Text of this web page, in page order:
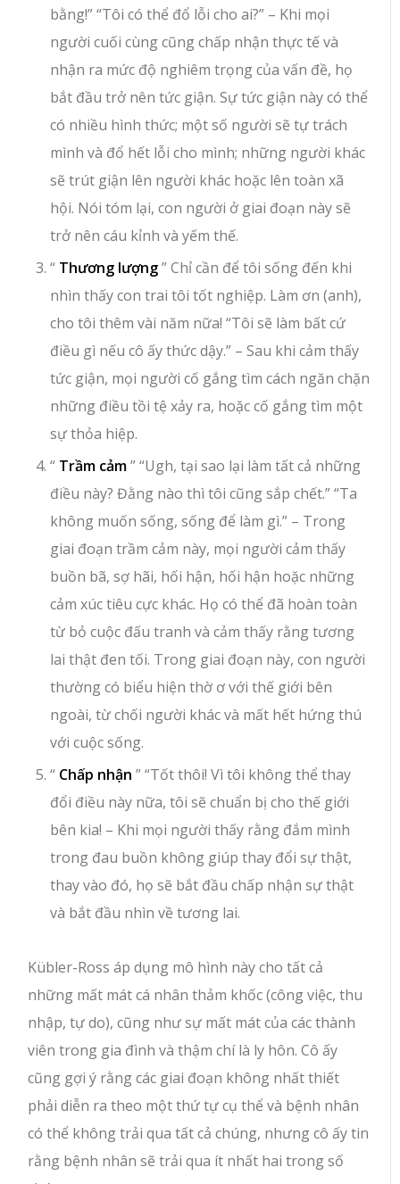
bằng!” “Tôi có thể đổ lỗi cho ai?” – Khi mọi
người cuối cùng cũng chấp nhận thực tế và
nhận ra mức độ nghiêm trọng của vấn đề, họ
bắt đầu trở nên tức giận. Sự tức giận này có thể
có nhiều hình thức; một số người sẽ tự trách
mình và đổ hết lỗi cho mình; những người khác
sẽ trút giận lên người khác hoặc lên toàn xã
hội. Nói tóm lại, con người ở giai đoạn này sẽ
trở nên cáu kỉnh và yếm thế.
“ Thương lượng” Chỉ cần để tôi sống đến khi
nhìn thấy con trai tôi tốt nghiệp. Làm ơn (anh),
cho tôi thêm vài năm nữa! “Tôi sẽ làm bất cứ
điều gì nếu cô ấy thức dậy.” – Sau khi cảm thấy
tức giận, mọi người cố gắng tìm cách ngăn chặn
những điều tồi tệ xảy ra, hoặc cố gắng tìm một
sự thỏa hiệp.
“ Trầm cảm” “Ugh, tại sao lại làm tất cả những
điều này? Đằng nào thì tôi cũng sắp chết.” “Ta
không muốn sống, sống để làm gì.” – Trong
giai đoạn trầm cảm này, mọi người cảm thấy
buồn bã, sợ hãi, hối hận, hối hận hoặc những
cảm xúc tiêu cực khác. Họ có thể đã hoàn toàn
từ bỏ cuộc đấu tranh và cảm thấy rằng tương
lai thật đen tối. Trong giai đoạn này, con người
thường có biểu hiện thờ ơ với thế giới bên
ngoài, từ chối người khác và mất hết hứng thú
với cuộc sống.
“ Chấp nhận ” “Tốt thôi! Vì tôi không thể thay
đổi điều này nữa, tôi sẽ chuẩn bị cho thế giới
bên kia! – Khi mọi người thấy rằng đắm mình
trong đau buồn không giúp thay đổi sự thật,
thay vào đó, họ sẽ bắt đầu chấp nhận sự thật
và bắt đầu nhìn về tương lai.
Kübler-Ross áp dụng mô hình này cho tất cả
những mất mát cá nhân thảm khốc (công việc, thu
nhập, tự do), cũng như sự mất mát của các thành
viên trong gia đình và thậm chí là ly hôn. Cô ấy
cũng gợi ý rằng các giai đoạn không nhất thiết
phải diễn ra theo một thứ tự cụ thể và bệnh nhân
có thể không trải qua tất cả chúng, nhưng cô ấy tin
rằng bệnh nhân sẽ trải qua ít nhất hai trong số